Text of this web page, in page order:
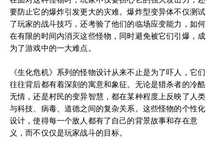
要防止它的爆炸引发更大的灾难。爆炸型变异体不仅测试
了玩家的战斗技巧，还考验了他们的临场应变能力，如何
在有限的时间内消灭这些怪物，同时避免被它们引爆，成
为了游戏中的一大难点。
《生化危机》系列的怪物设计从来不止是为了吓人，它们
往往背后都有着深刻的寓意和象征。无论是猎杀者的冷酷
无情，还是村民的变异智慧，都在某种程度上反映了人类
与科技、病毒、道德之间的复杂关系。这些怪物的个性化
设计，使得每一个敌人都有了自己的背景故事和存在意
义，而不仅仅是玩家战斗的目标。